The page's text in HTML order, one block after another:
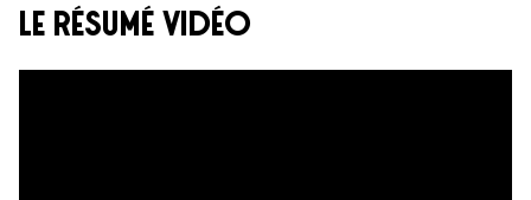
le résumé vidéo